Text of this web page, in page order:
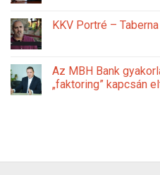
KKV Portré –
Az MBH Bank
„faktoring” kapcsán